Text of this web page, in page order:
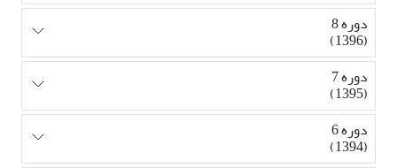
دوره 8
(1396)
دوره 7
(1395)
دوره 6
(1394)